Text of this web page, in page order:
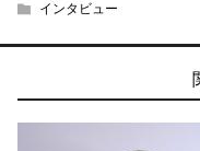
インタビュー